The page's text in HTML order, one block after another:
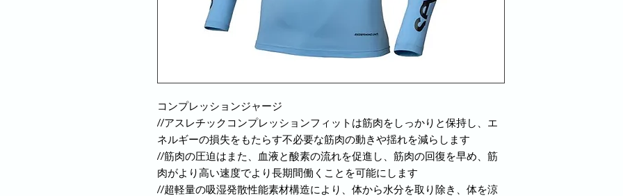
コンプレッションジャージ
//アスレチックコンプレッションフィットは筋肉をしっかりと保持し、エ
ネルギーの損失をもたらす不必要な筋肉の動きや揺れを減らします
//筋肉の圧迫はまた、血液と酸素の流れを促進し、筋肉の回復を早め、筋
肉がより高い速度でより長期間働くことを可能にします
//超軽量の吸湿発散性能素材構造により、体から水分を取り除き、体を涼